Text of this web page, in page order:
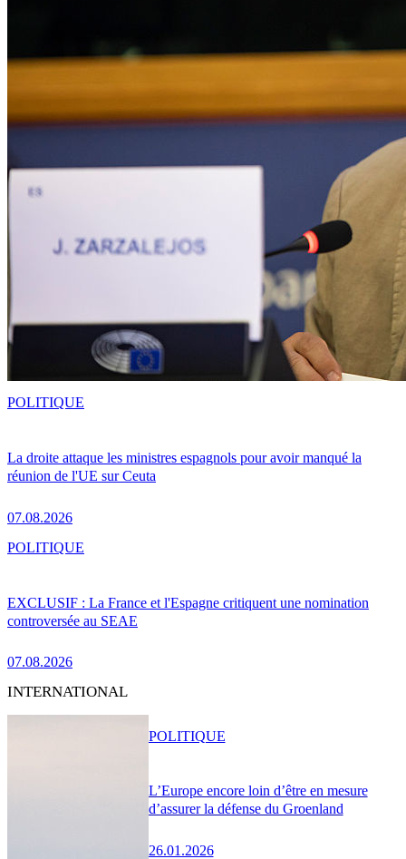
La droite attaque les ministres espagnols pour avoir manqué la
réunion de l'UE sur Ceuta
07.08.2026
POLITIQUE
EXCLUSIF : La France et l'Espagne critiquent une nomination
controversée au SEAE
07.08.2026
POLITIQUE
INTERNATIONAL
L’Europe encore loin d’être en mesure
d’assurer la défense du Groenland
26.01.2026
POLITIQUE